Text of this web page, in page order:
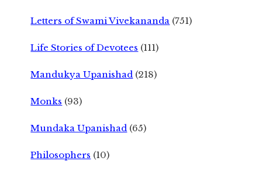
Letters of Swami Vivekananda (751)
Life Stories of Devotees (111)
Mandukya Upanishad (218)
Monks (93)
Mundaka Upanishad (65)
Philosophers (10)